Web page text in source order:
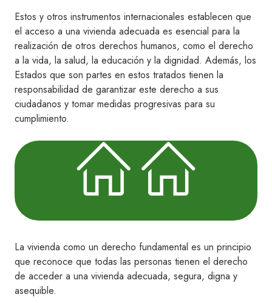
Estos y otros instrumentos internacionales establecen que
el acceso a una vivienda adecuada es esencial para la
realización de otros derechos humanos, como el derecho
a la vida, la salud, la educación y la dignidad. Además, los
Estados que son partes en estos tratados tienen la
responsabilidad de garantizar este derecho a sus
ciudadanos y tomar medidas progresivas para su
cumplimiento.
La vivienda como un derecho fundamental es un principio
que reconoce que todas las personas tienen el derecho
de acceder a una vivienda adecuada, segura, digna y
asequible.